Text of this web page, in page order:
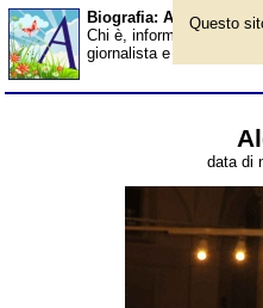
Biografia: Alessandro
Chi è, informazioni, foto,
giornalista e conduttore
data di
Questo